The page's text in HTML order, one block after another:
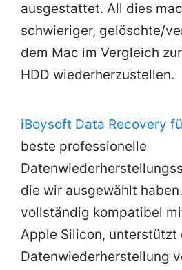
ausgestattet. All dies
schwieriger, gelöschte/
dem Mac im Vergleich
HDD wiederherzustellen.
iBoysoft Data Recovery
beste professionelle
die wir ausgewählt
vollständig kompatibel
Apple Silicon, unterstützt
Datenwiederherstellung